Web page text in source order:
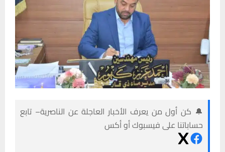
🔔 كن أول من يعرف الأخبار العاجلة عن الناصرية– تابع
حساباتنا على فيسبوك أو أكس